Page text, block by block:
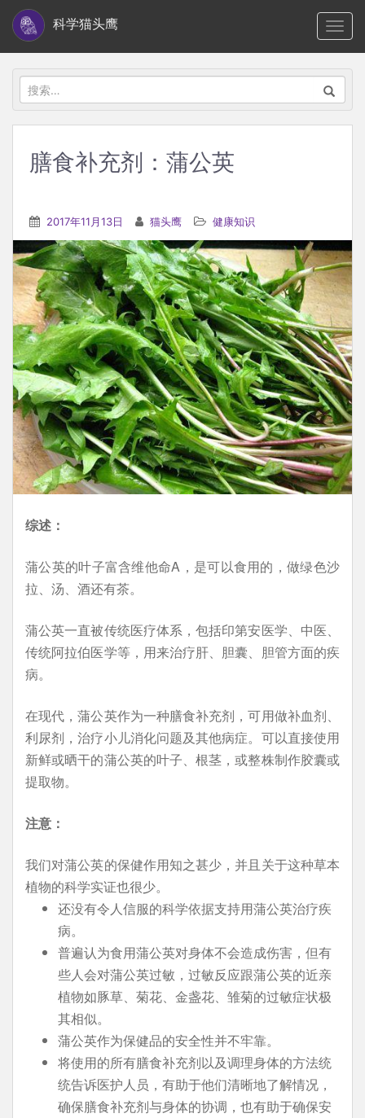
i
科学猫头鹰
搜
索：
膳食补充剂：蒲公英
2017年11月13日 猫头鹰 健康知识
综述：
蒲公英的叶子富含维他命A，是可以食用的，做绿色沙
拉、汤、酒还有茶。
蒲公英一直被传统医疗体系，包括印第安医学、中医、
传统阿拉伯医学等，用来治疗肝、胆囊、胆管方面的疾
病。
在现代，蒲公英作为一种膳食补充剂，可用做补血剂、
利尿剂，治疗小儿消化问题及其他病症。可以直接使用
新鲜或晒干的蒲公英的叶子、根茎，或整株制作胶囊或
提取物。
注意：
我们对蒲公英的保健作用知之甚少，并且关于这种草本
植物的科学实证也很少。
还没有令人信服的科学依据支持用蒲公英治疗疾
病。
普遍认为食用蒲公英对身体不会造成伤害，但有
些人会对蒲公英过敏，过敏反应跟蒲公英的近亲
植物如豚草、菊花、金盏花、雏菊的过敏症状极
其相似。
蒲公英作为保健品的安全性并不牢靠。
将使用的所有膳食补充剂以及调理身体的方法统
统告诉医护人员，有助于他们清晰地了解情况，
确保膳食补充剂与身体的协调，也有助于确保安